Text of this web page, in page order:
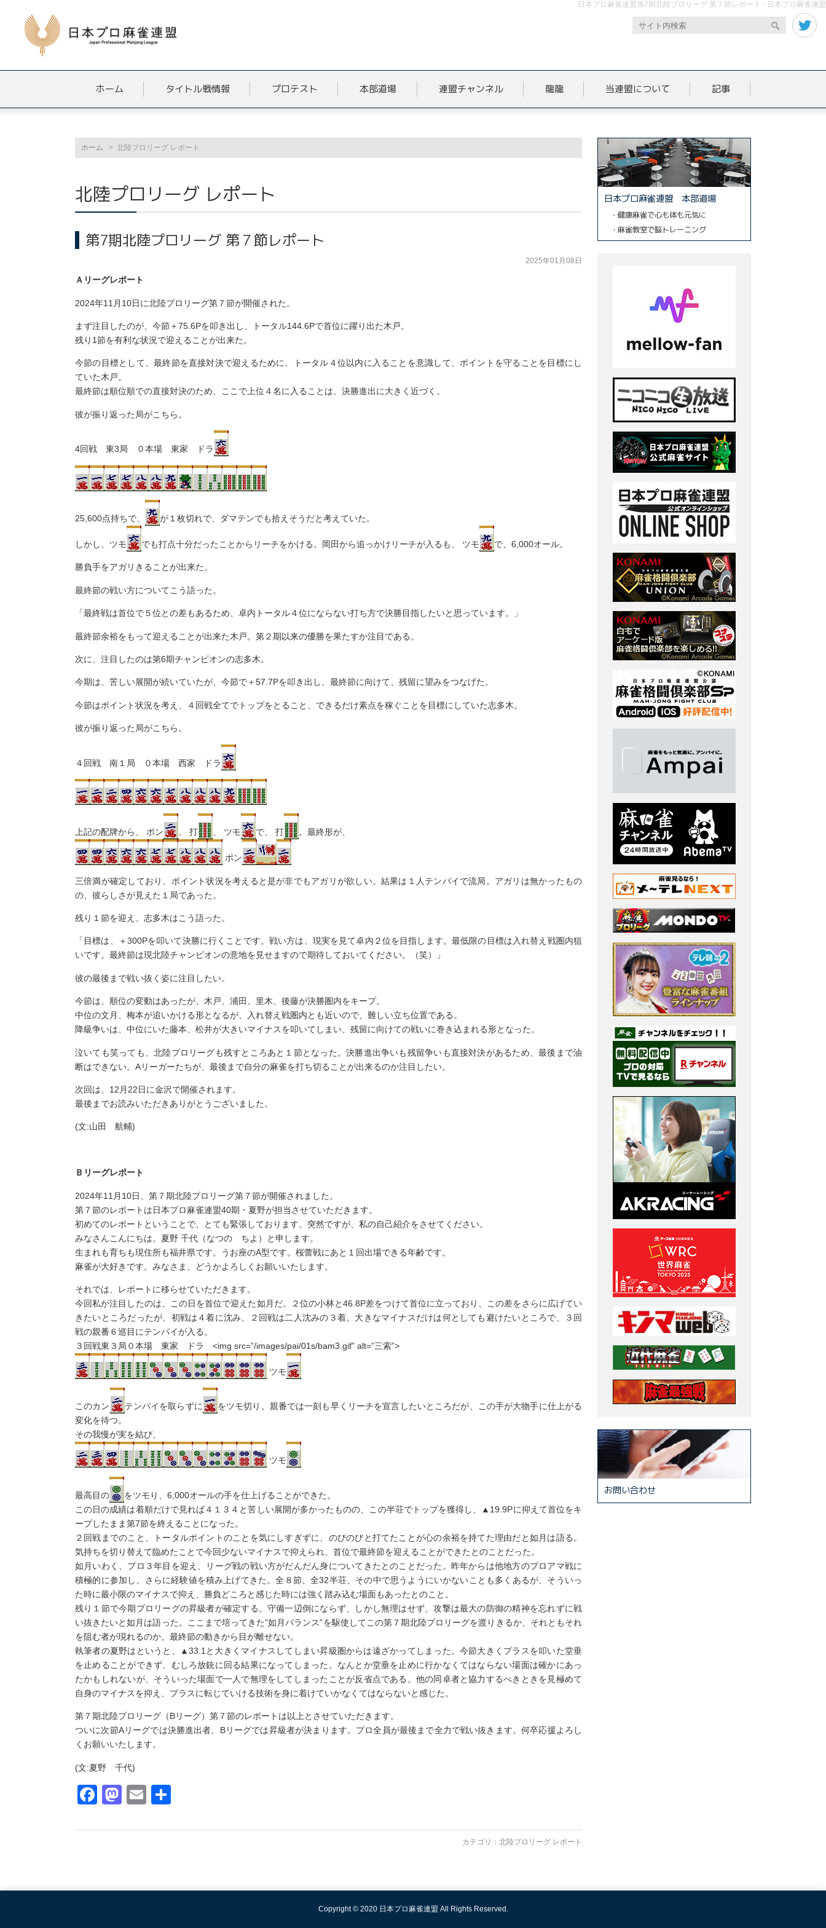
日本プロ麻雀連盟第7期北陸プロリーグ 第７節レポート - 日本プロ麻雀連盟
ホーム タイトル戦情報 プロテスト 本部道場 連盟チャンネル 龍龍 当連盟について 記事
ホーム 北陸プロリーグ レポート
北陸プロリーグ レポート
第7期北陸プロリーグ 第７節レポート
2025年01月08日
Ａリーグレポート
2024年11月10日に北陸プロリーグ第７節が開催された。
まず注目したのが、今節＋75.6Pを叩き出し、トータル144.6Pで首位に躍り出た木戸。
残り1節を有利な状況で迎えることが出来た。
今節の目標として、最終節を直接対決で迎えるために、トータル４位以内に入ることを意識して、ポイントを守ることを目標にし
ていた木戸。
最終節は順位順での直接対決のため、ここで上位４名に入ることは、決勝進出に大きく近づく。
彼が振り返った局がこちら。
4回戦 東3局 ０本場 東家 ドラ
25,600点持ちで、 が１枚切れで、ダマテンでも拾えそうだと考えていた。
しかし、ツモ でも打点十分だったことからリーチをかける。岡田から追っかけリーチが入るも、 ツモ で、6,000オール。
勝負手をアガリきることが出来た。
最終節の戦い方についてこう語った。
「最終戦は首位で５位との差もあるため、卓内トータル４位にならない打ち方で決勝目指したいと思っています。」
最終節余裕をもって迎えることが出来た木戸。第２期以来の優勝を果たすか注目である。
次に、注目したのは第6期チャンピオンの志多木。
今期は、苦しい展開が続いていたが、今節で＋57.7Pを叩き出し、最終節に向けて、残留に望みをつなげた。
今節はポイント状況を考え、４回戦全てでトップをとること、できるだけ素点を稼ぐことを目標にしていた志多木。
彼が振り返った局がこちら。
４回戦 南１局 ０本場 西家 ドラ
上記の配牌から、 ポン 、 打 、 ツモ で、 打 。最終形が、
ポン
三倍満が確定しており、ポイント状況を考えると是が非でもアガリが欲しい。結果は１人テンパイで流局。アガリは無かったもの
の、彼らしさが見えた１局であった。
残り１節を迎え、志多木はこう語った。
「目標は、＋300Pを叩いて決勝に行くことです。戦い方は、現実を見て卓内２位を目指します。最低限の目標は入れ替え戦圏内狙
いです。最終節は現北陸チャンピオンの意地を見せますので期待しておいてください。（笑）」
彼の最後まで戦い抜く姿に注目したい。
今節は、順位の変動はあったが、木戸、浦田、里木、後藤が決勝圏内をキープ。
中位の文月、梅本が追いかける形となるが、入れ替え戦圏内とも近いので、難しい立ち位置である。
降級争いは、中位にいた藤本、松井が大きいマイナスを叩いてしまい、残留に向けての戦いに巻き込まれる形となった。
泣いても笑っても、北陸プロリーグも残すところあと１節となった。決勝進出争いも残留争いも直接対決があるため、最後まで油
断はできない。Aリーガーたちが、最後まで自分の麻雀を打ち切ることが出来るのか注目したい。
次回は、12月22日に金沢で開催されます。
最後までお読みいただきありがとうございました。
(文:山田 航輔)
Ｂリーグレポート
2024年11月10日、第７期北陸プロリーグ第７節が開催されました。
第７節のレポートは日本プロ麻雀連盟40期・夏野が担当させていただきます。
初めてのレポートということで、とても緊張しております。突然ですが、私の自己紹介をさせてください。
みなさんこんにちは。夏野 千代（なつの ちよ）と申します。
生まれも育ちも現住所も福井県です。うお座のA型です。桜蕾戦にあと１回出場できる年齢です。
麻雀が大好きです。みなさま、どうかよろしくお願いいたします。
それでは、レポートに移らせていただきます。
今回私が注目したのは、この日を首位で迎えた如月だ。２位の小林と46.8P差をつけて首位に立っており、この差をさらに広げてい
きたいところだったが、初戦は４着に沈み、２回戦は二人沈みの３着。大きなマイナスだけは何としても避けたいところで、３回
戦の親番６巡目にテンパイが入る。
３回戦東３局０本場 東家 ドラ <img src=”/images/pai/01s/bam3.gif” alt=”三索”>
ツモ
このカン テンパイを取らずに
をツモ切り。親番では一刻も早くリーチを宣言したいところだが、この手が大物手に仕上がる
変化を待つ。
その我慢が実を結び、
ツモ
最高目の
をツモり、6,000オールの手を仕上げることができた。
この日の成績は着順だけで見れば４１３４と苦しい展開が多かったものの、この半荘でトップを獲得し、▲19.9Pに抑えて首位をキ
ープしたまま第7節を終えることになった。
２回戦までのこと、トータルポイントのことを気にしすぎずに、のびのびと打てたことが心の余裕を持てた理由だと如月は語る。
気持ちを切り替えて臨めたことで今回少ないマイナスで抑えられ、首位で最終節を迎えることができたとのことだった。
如月いわく、プロ３年目を迎え、リーグ戦の戦い方がだんだん身についてきたとのことだった。昨年からは他地方のプロアマ戦に
積極的に参加し、さらに経験値を積み上げてきた。全８節、全32半荘、その中で思うようにいかないことも多くあるが、そういっ
た時に最小限のマイナスで抑え、勝負どころと感じた時には強く踏み込む場面もあったとのこと。
残り１節で今期プロリーグの昇級者が確定する。守備一辺倒にならず、しかし無理はせず、攻撃は最大の防御の精神を忘れずに戦
い抜きたいと如月は語った。ここまで培ってきた”如月バランス”を駆使してこの第７期北陸プロリーグを渡りきるか、それともそれ
を阻む者が現れるのか。最終節の動きから目が離せない。
執筆者の夏野はというと、▲33.1と大きくマイナスしてしまい昇級圏からは遠ざかってしまった。今節大きくプラスを叩いた堂垂
を止めることができず、むしろ放銃に回る結果になってしまった。なんとか堂垂を止めに行かなくてはならない場面は確かにあっ
たかもしれないが、そういった場面で一人で無理をしてしまったことが反省点である。他の同卓者と協力するべきときを見極めて
自身のマイナスを抑え、プラスに転じていける技術を身に着けていかなくてはならないと感じた。
第７期北陸プロリーグ（Bリーグ）第７節のレポートは以上とさせていただきます。
ついに次節Aリーグでは決勝進出者、Bリーグでは昇級者が決まります。プロ全員が最後まで全力で戦い抜きます。何卒応援よろし
くお願いいたします。
(文:夏野 千代)
Facebook
Mastodon
Email
カテゴリ： 北陸プロリーグ レポート
日本プロ麻雀連盟 本部道場
・健康麻雀で心も体も元気に
・麻雀教室で脳トレーニング
お問い合わせ
Copyright © 2020 日本プロ麻雀連盟 All Rights Reserved.